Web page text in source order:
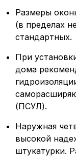
Размеры
(в пределах
стандартных.
При
дома
(ПСУЛ).
Наружная
высокой
штукатурки.